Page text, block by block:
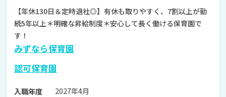
【年休130日＆定時退社◎】有休も取りやすく、7割以上が勤
続5年以上＊明確な昇給制度＊安心して長く働ける保育園で
す！
みずなら保育園
認可保育園
入職年度
2027年4月